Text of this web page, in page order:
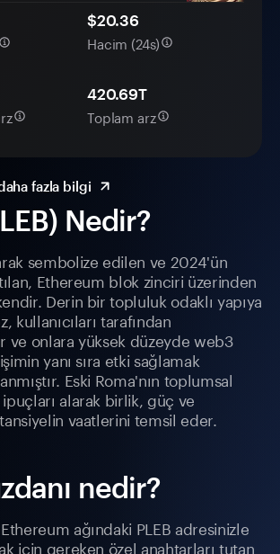
Nedir?
sembolize edilen ve 2024'ün
Ethereum blok zinciri üzerinden
Derin bir topluluk odaklı yapıya
kullanıcıları tarafından
ve onlara yüksek düzeyde web3
yanı sıra etki sağlamak
Eski Roma'nın toplumsal
alarak birlik, güç ve
vaatlerini temsil eder.
nedir?
ağındaki PLEB adresinizle
için gereken özel anahtarları tutan
$20.36
Hacim (24s)
420.69T
Toplam arz
fazla bilgi